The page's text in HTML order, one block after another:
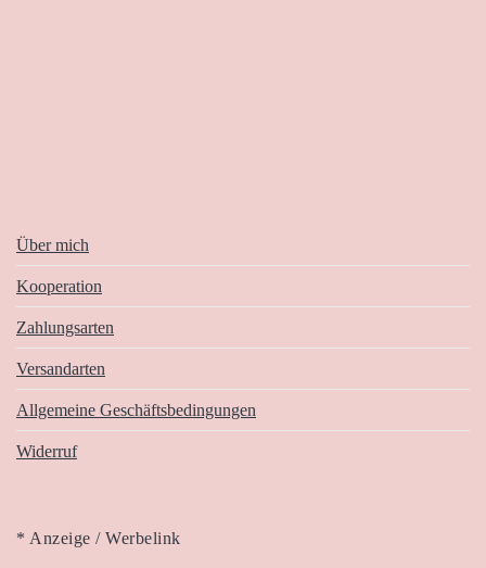
Über mich
Kooperation
Zahlungsarten
Versandarten
Allgemeine Geschäftsbedingungen
Widerruf
* Anzeige / Werbelink